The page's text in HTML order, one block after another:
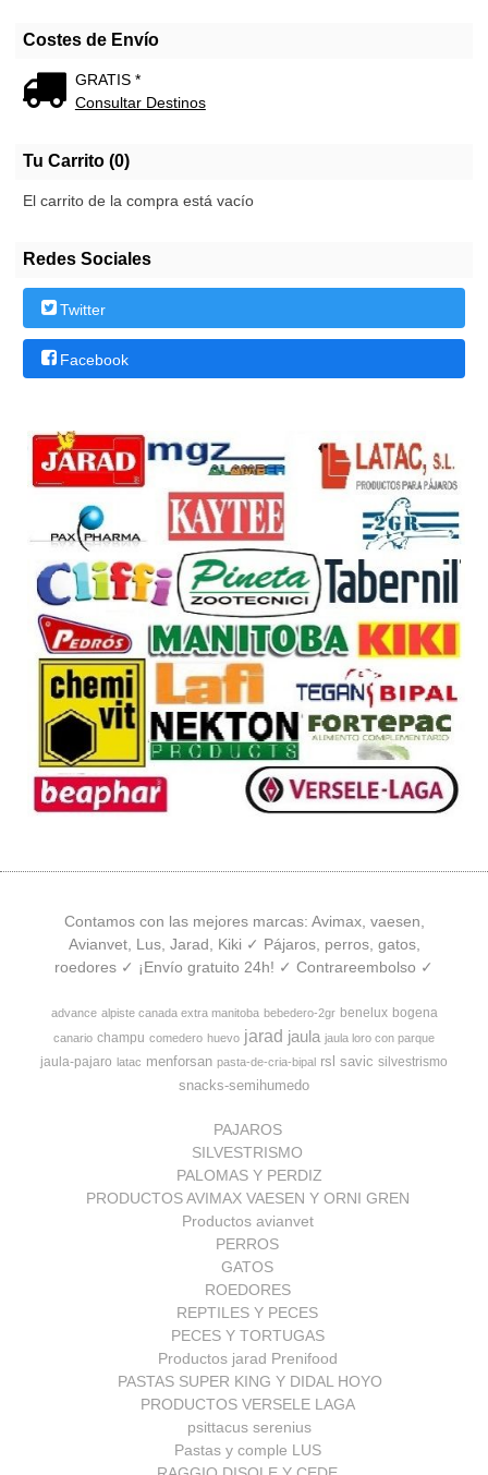
Costes de Envío
GRATIS *
Consultar Destinos
Tu Carrito (0)
El carrito de la compra está vacío
Redes Sociales
Twitter
Facebook
Contamos con las mejores marcas: Avimax, vaesen,
Avianvet, Lus, Jarad, Kiki ✓ Pájaros, perros, gatos,
roedores ✓ ¡Envío gratuito 24h! ✓ Contrareembolso ✓
advance alpiste canada extra manitoba bebedero-2gr benelux bogena
canario champu comedero huevo jarad jaula jaula loro con parque
jaula-pajaro latac menforsan pasta-de-cria-bipal rsl savic silvestrismo
snacks-semihumedo
PAJAROS
SILVESTRISMO
PALOMAS Y PERDIZ
PRODUCTOS AVIMAX VAESEN Y ORNI GREN
Productos avianvet
PERROS
GATOS
ROEDORES
REPTILES Y PECES
PECES Y TORTUGAS
Productos jarad Prenifood
PASTAS SUPER KING Y DIDAL HOYO
PRODUCTOS VERSELE LAGA
psittacus serenius
Pastas y comple LUS